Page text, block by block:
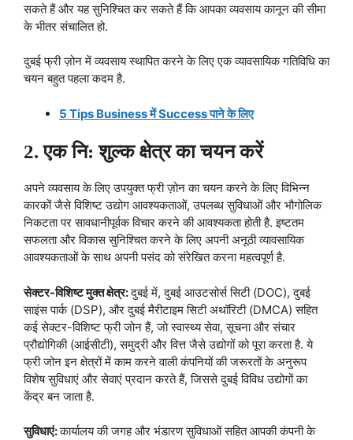
सकते हैं और यह सुनिश्चित कर सकते हैं कि आपका व्यवसाय कानून की सीमा
के भीतर संचालित हो.
दुबई फ्री ज़ोन में व्यवसाय स्थापित करने के लिए एक व्यावसायिक गतिविधि का
चयन बहुत पहला कदम है.
5 Tips Business में Success पाने के लिए
2. एक नि: शुल्क क्षेत्र का चयन करें
अपने व्यवसाय के लिए उपयुक्त फ्री ज़ोन का चयन करने के लिए विभिन्न
कारकों जैसे विशिष्ट उद्योग आवश्यकताओं, उपलब्ध सुविधाओं और भौगोलिक
निकटता पर सावधानीपूर्वक विचार करने की आवश्यकता होती है. इष्टतम
सफलता और विकास सुनिश्चित करने के लिए अपनी अनूठी व्यावसायिक
आवश्यकताओं के साथ अपनी पसंद को संरेखित करना महत्वपूर्ण है.
सेक्टर-विशिष्ट मुक्त क्षेत्र:दुबई में, दुबई आउटसोर्स सिटी (DOC), दुबई
साइंस पार्क (DSP), और दुबई मैरीटाइम सिटी अथॉरिटी (DMCA) सहित
कई सेक्टर-विशिष्ट फ्री जोन हैं, जो स्वास्थ्य सेवा, सूचना और संचार
प्रौद्योगिकी (आईसीटी), समुद्री और वित्त जैसे उद्योगों को पूरा करता है. ये
फ्री जोन इन क्षेत्रों में काम करने वाली कंपनियों की जरूरतों के अनुरूप
विशेष सुविधाएं और सेवाएं प्रदान करते हैं, जिससे दुबई विविध उद्योगों का
केंद्र बन जाता है.
सुविधाएं:कार्यालय की जगह और भंडारण सुविधाओं सहित आपकी कंपनी के